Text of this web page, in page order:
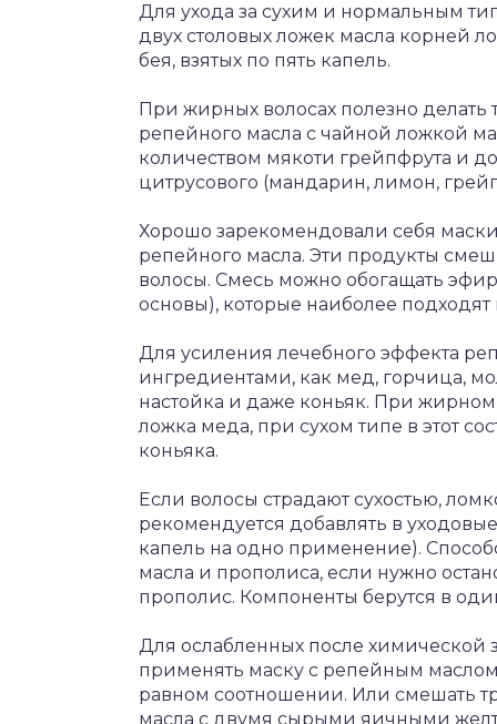
Для ухода за сухим и нормальным
двух столовых ложек масла корней
бея, взятых по пять капель.
При жирных волосах полезно делать
репейного масла с чайной ложкой
количеством мякоти грейпфрута и
цитрусового (мандарин, лимон,
Хорошо зарекомендовали себя
репейного масла. Эти продукты
волосы. Смесь можно обогащать
основы), которые наиболее
Для усиления лечебного эффекта
ингредиентами, как мед, горчица,
настойка и даже коньяк. При жирном
ложка меда, при сухом типе в этот
коньяка.
Если волосы страдают сухостью,
рекомендуется добавлять в
капель на одно применение).
масла и прополиса, если нужно
прополис. Компоненты берутся в
Для ослабленных после химической
применять маску с репейным
равном соотношении. Или смешать
масла с двумя сырыми яичными